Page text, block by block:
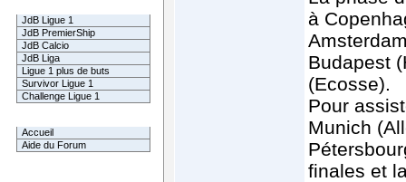
JdB Ligue 1
JdB PremierShip
JdB Calcio
JdB Liga
Ligue 1 plus de buts
Survivor Ligue 1
Challenge Ligue 1
Accueil
Aide du Forum
à
Budapest
(Ecosse).
Pour
Munich
finales et